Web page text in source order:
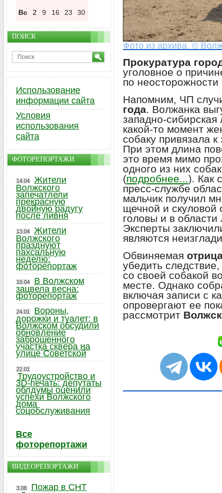
Фото из архива. ©
Прокуратура
уголовное о
по неосторожности
Напомним, ЧП
года. Волжанка
западно-
какой-то момент
собаку привязала
При этом длина
это время мимо
одного из них
(подробнее...). Как
пресс-службе
мальчик получил
щечной и скуловой
головы и в
Эксперты
являются
Обвиняемая
убедить
со своей собакой
месте. Однако
включая записи с
опровергают ее
рассмотрит
Вс 2 9 16 23 30
ПОИСК
Использование
информации сайта
Условия
использования
сайта
ФОТОРЕПОРТАЖИ
14.04
Жители
Волжского
запечатлели
прекрасную
двойную радугу
после ливня
13.04
Жители
Волжского
празднуют
пахсальную
неделю:
фоторепортаж
10.04
В Волжском
зацвела весна:
фоторепортаж
24.01
Вороны,
дорожки и туалет: в
Волжском обсудили
обновление
заброшенного
участка сквера на
улице Советской
22.01
Трудоустройство и
3D-печать: депутаты
облдумы оценили
успехи Волжского
дома
соцобслуживания
Все
фоторепортажи
ВИДЕОРЕПОРТАЖИ
3.08
Пожар в СНТ